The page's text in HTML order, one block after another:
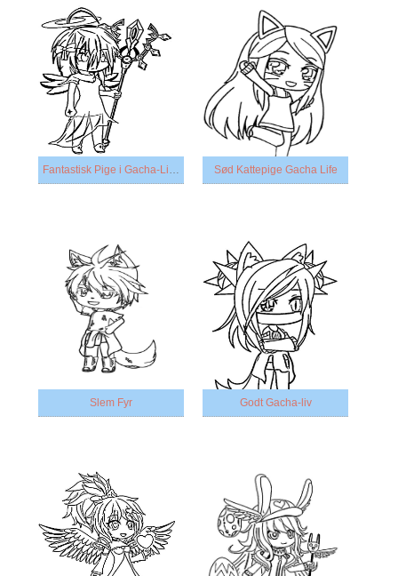
Fantastisk Pige i Gacha-Livet Sød Kattepige Gacha Life
Slem Fyr Godt Gacha-liv